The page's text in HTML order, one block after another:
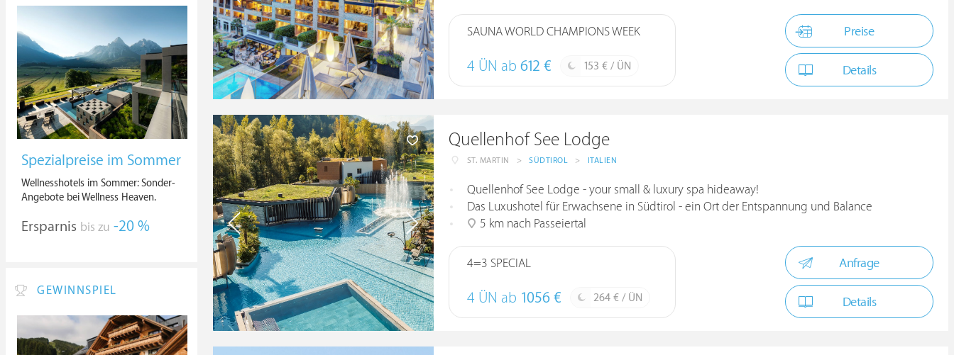
SAUNA WORLD CHAMPIONS WEEK
4 ÜN ab 612 € 153 € / ÜN
Preise
Details
Quellenhof See Lodge
ST. MARTIN > SÜDTIROL > ITALIEN
Quellenhof See Lodge - your small & luxury spa hideaway!
Das Luxushotel für Erwachsene in Südtirol - ein Ort der Entspannung und Balance
5 km nach Passeiertal
4=3 SPECIAL
4 ÜN ab 1056 € 264 € / ÜN
Anfrage
Details
Spezialpreise im Sommer
Wellnesshotels im Sommer: Sonder-
Angebote bei Wellness Heaven.
Ersparnis bis zu -20 %
GEWINNSPIEL